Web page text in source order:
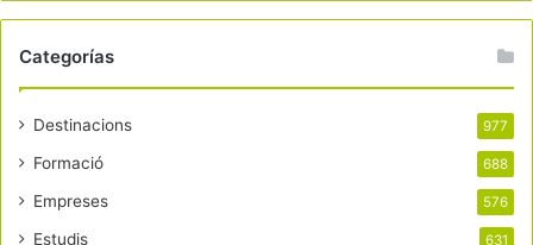
Categorías
Destinacions 977
Formació 688
Empreses 576
Estudis 631